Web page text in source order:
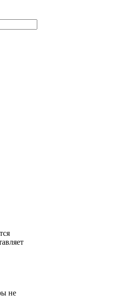
не